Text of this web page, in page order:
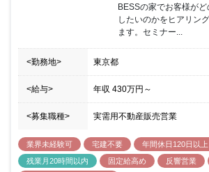
BESSの家でお客様が
したいのかをヒアリン
ます。セミナー...
<勤務地> 東京都
<給与> 年収 430万円 ～
<募集職種> 実需用不動産販売営業
業界未経験可 宅建不要
年間休日120日以上
残業月20時間以内
固定給高め 反響営業